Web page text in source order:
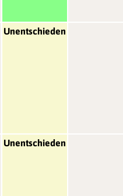
Unentschieden
Unentschieden